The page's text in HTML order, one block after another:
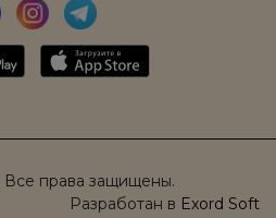
Все права защищены.
Разработан в Exord Soft